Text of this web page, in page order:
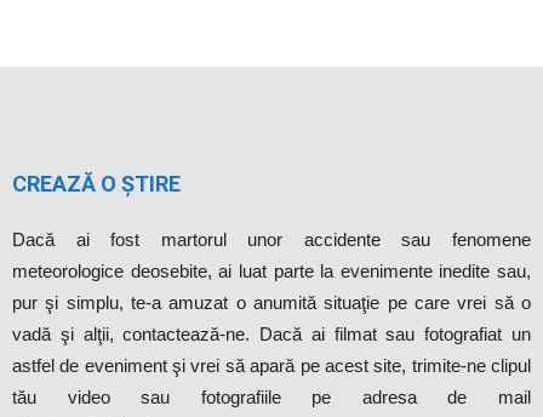
CREAZĂ O ȘTIRE
Dacă ai fost martorul unor accidente sau fenomene
meteorologice deosebite, ai luat parte la evenimente inedite sau,
pur şi simplu, te-a amuzat o anumită situaţie pe care vrei să o
vadă şi alţii, contactează-ne. Dacă ai filmat sau fotografiat un
astfel de eveniment şi vrei să apară pe acest site, trimite-ne clipul
tău video sau fotografiile pe adresa de mail